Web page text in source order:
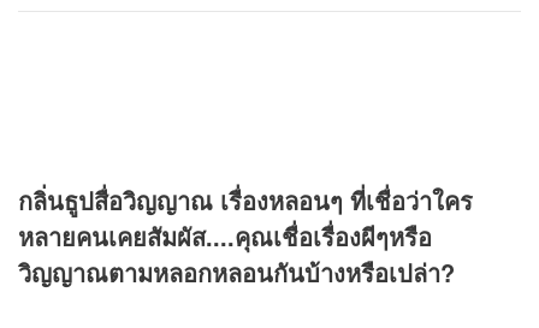
กลิ่นธูปสื่อวิญญาณ เรื่องหลอนๆ ที่เชื่อว่าใคร
หลายคนเคยสัมผัส....คุณเชื่อเรื่องผีๆหรือ
วิญญาณตามหลอกหลอนกันบ้างหรือเปล่า?